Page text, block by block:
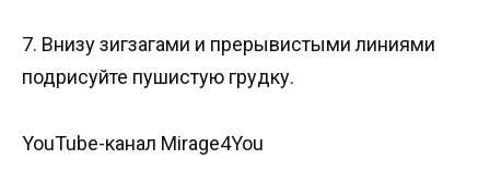
7. Внизу зигзагами и прерывистыми линиями
подрисуйте пушистую грудку.
YouTube-канал Mirage4You